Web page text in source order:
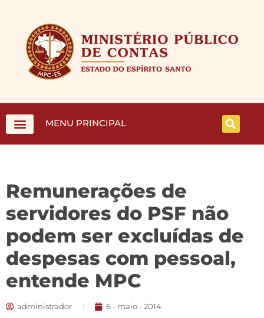
MENU PRINCIPAL
Remunerações de
servidores do PSF não
podem ser excluídas de
despesas com pessoal,
entende MPC
administrador 6 - maio - 2014